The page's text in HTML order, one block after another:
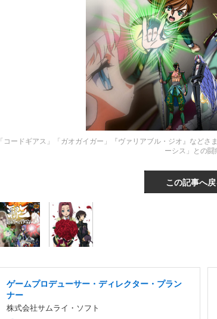
「コードギアス」「ガオガイガー」『ヴァリアブル・ジオ』など
ーシス」との闘
この記事へ
ゲームプロデューサー・ディレクター・プラン
ナー
株式会社サムライ・ソフト